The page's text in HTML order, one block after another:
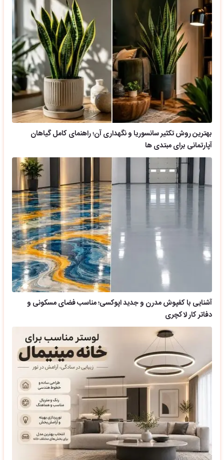
بهترین روش تکثیر سانسوریا و نگهداری آن؛ راهنمای کامل گیاهان
آپارتمانی برای مبتدی ها
آشنایی با کفپوش مدرن و جدید اپوکسی؛ مناسب فضای مسکونی و
دفاتر کار لاکچری